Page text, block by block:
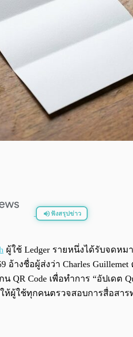
ฟังสรุปข่าว
ผู้ใช้ Ledger รายหนึ่งได้รับจดห
อ้างชื่อผู้ส่งว่า Charles
Code เพื่อทำการ “อัปเดต
ให้ผู้ใช้ทุกคนตรวจสอบการสื่อสา